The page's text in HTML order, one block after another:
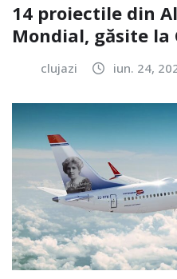
14 proiectile din
Mondial, găsite la
clujazi iun. 24,